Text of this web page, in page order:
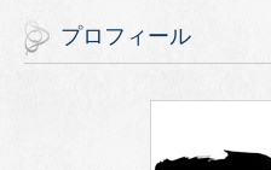
プロフィール